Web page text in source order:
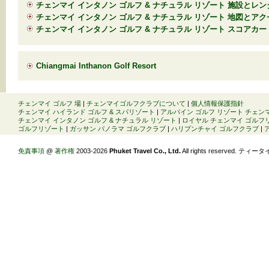
チェンマイ インタノン ゴルフ & ナチュラル リゾート 施設とレン
チェンマイ インタノン ゴルフ & ナチュラル リゾート 地図とアク
チェンマイ インタノン ゴルフ & ナチュラル リゾート スコアカー
Chiangmai Inthanon Golf Resort
チェンマイ ゴルフ 場 | チェンマイゴルフクラブについて | 個人情報保護指針
チェンマイ ハイランド ゴルフ & スパリゾート | アルパイン ゴルフ リゾート チェン
チェンマイ インタノン ゴルフ & ナチュラル リゾート | ロイヤル チェンマイ ゴルフ
ゴルフリゾート | ガッサン パノラマ ゴルフクラブ | ハリプンチャイ ゴルフクラブ |
免責事項 @ 著作権 2003-2026 Phuket Travel Co., Ltd.All rights reserved. ティータ